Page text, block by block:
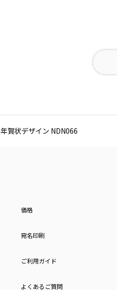
年賀状デザイン NDN066
価格
宛名印刷
ご利用ガイド
よくあるご質問